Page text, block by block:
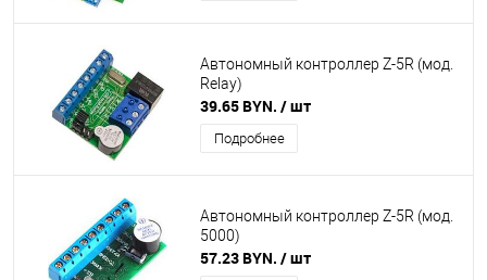
Автономный контроллер Z-5R (мод.
Relay)
39.65 BYN. / шт
Подробнее
Автономный контроллер Z-5R (мод.
5000)
57.23 BYN. / шт